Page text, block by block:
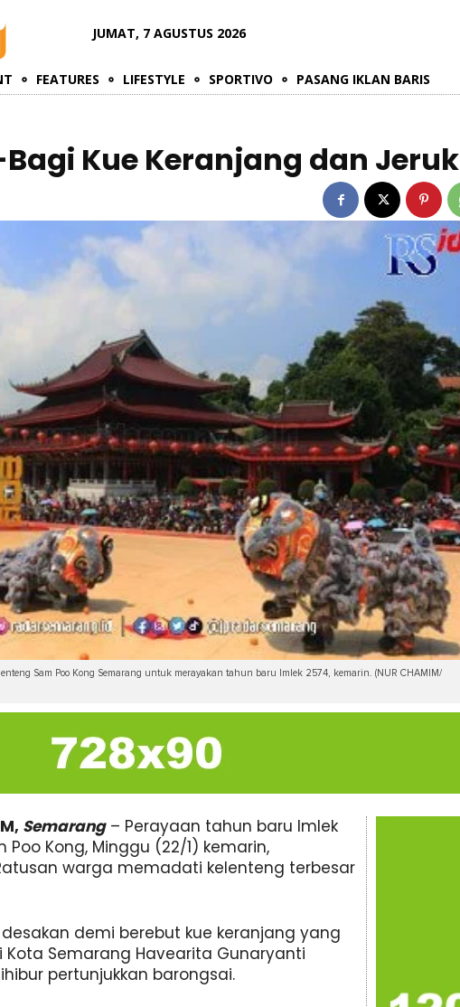
JUMAT, 7 AGUSTUS 2026
FEATURES LIFESTYLE SPORTIVO PASANG IKLAN BARIS
Kue Keranjang dan Jeruk
Sam Poo Kong Semarang untuk merayakan tahun baru Imlek 2574, kemarin. (NUR CHAMIM/
Semarang– Perayaan tahun baru Imlek
Poo Kong, Minggu (22/1) kemarin,
warga memadati kelenteng terbesar
demi berebut kue keranjang yang
Kota Semarang Havearita Gunaryanti
pertunjukkan barongsai.